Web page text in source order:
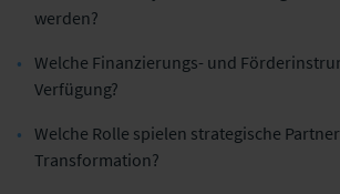
werden?
Welche Finanzierungs- und
Verfügung?
Welche Rolle spielen strategische
Transformation?